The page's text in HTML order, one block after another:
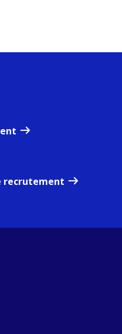
recrutement